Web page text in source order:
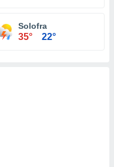
Solofra
35° 22°